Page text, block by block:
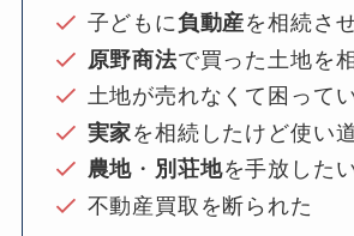
子どもに負動産を相続さ
原野商法で買った土地を
土地が売れなくて困って
実家を相続したけど使い
農地 ・ 別荘地を手放した
不動産買取を断られた